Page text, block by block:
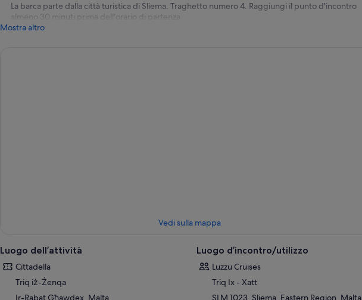
La barca parte dalla città turistica di Sliema. Traghetto numero 4. Raggiungi il punto d'incontro
almeno 30 minuti prima dell'orario di partenza
Mostra altro
Vedi sulla mappa
Luogo dell’attività
Cittadella
Triq iż-Żenqa
Ir-Rabat Għawdex, Malta
Luogo d’incontro/utilizzo
Luzzu Cruises
Triq Ix - Xatt
SLM 1023, Sliema, Eastern Region, Malta